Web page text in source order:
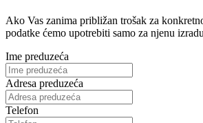
Ako Vas zanima približan trošak za
podatke ćemo upotrebiti samo za njenu
Ime preduzeća
Adresa preduzeća
Telefon